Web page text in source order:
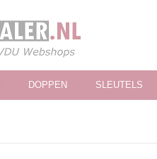
DOPPEN SLEUTELS